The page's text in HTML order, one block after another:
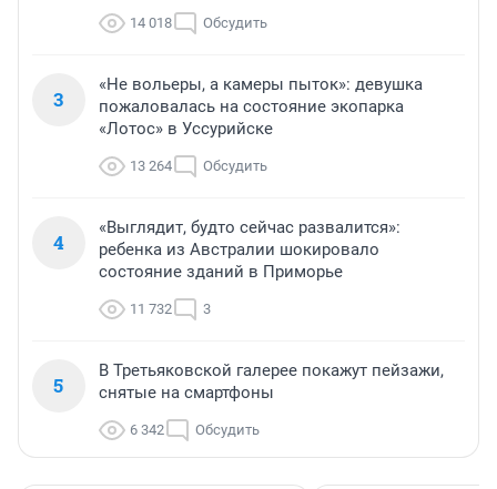
14 018 Обсудить
3
«Не вольеры, а камеры пыток»: девушка
пожаловалась на состояние экопарка
«Лотос» в Уссурийске
13 264 Обсудить
4
«Выглядит, будто сейчас развалится»:
ребенка из Австралии шокировало
состояние зданий в Приморье
11 732 3
5
В Третьяковской галерее покажут пейзажи,
снятые на смартфоны
6 342 Обсудить